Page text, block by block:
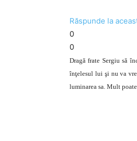
Răspunde la
0
0
Dragă frate Sergiu să
înţelesul lui şi nu va
luminarea sa. Mult